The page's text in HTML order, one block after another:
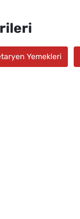
Yemekleri